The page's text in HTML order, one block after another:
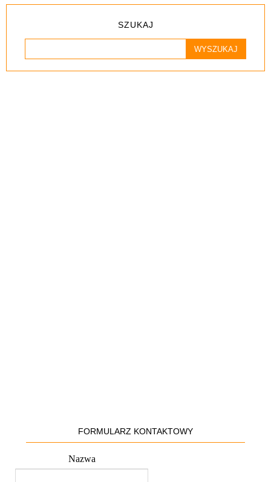
SZUKAJ
FORMULARZ KONTAKTOWY
Nazwa